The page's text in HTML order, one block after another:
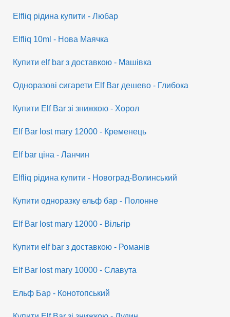
Elfliq рідина купити - Любар
Elfliq 10ml - Нова Маячка
Купити elf bar з доставкою - Машівка
Одноразові сигарети Elf Bar дешево - Глибока
Купити Elf Bar зі знижкою - Хорол
Elf Bar lost mary 12000 - Кременець
Elf bar ціна - Ланчин
Elfliq рідина купити - Новоград-Волинський
Купити одноразку ельф бар - Полонне
Elf Bar lost mary 12000 - Вільгір
Купити elf bar з доставкою - Романів
Elf Bar lost mary 10000 - Славута
Ельф Бар - Конотопський